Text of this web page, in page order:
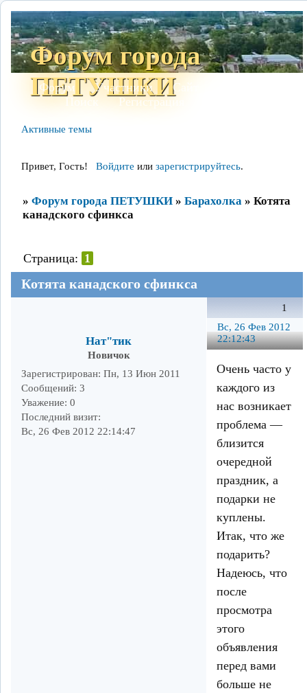
Форум города
ПЕТУШКИ
Форум Участники Сайт
Поиск
Регистрация
Активные темы
Привет, Гость! Войдите или зарегистрируйтесь.
» Форум города ПЕТУШКИ » Барахолка » Котята
канадского сфинкса
Котята канадского сфинкса
Страница: 1
1
Вс, 26 Фев 2012
22:12:43
Нат"тик
Новичок
Зарегистрирован: Пн, 13 Июн 2011
Сообщений: 3
Уважение: 0
Последний визит:
Вс, 26 Фев 2012 22:14:47
Очень часто у
каждого из
нас возникает
проблема —
близится
очередной
праздник, а
подарки не
куплены.
Итак, что же
подарить?
Надеюсь, что
после
просмотра
этого
объявления
перед вами
больше не